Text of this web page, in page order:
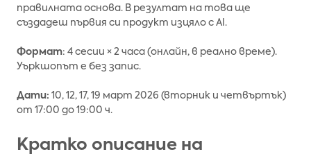
правилната основа. В резултат на това ще
създадеш първия си продукт изцяло с AI.
Формат: 4 сесии × 2 часа (онлайн, в реално време).
Уъркшопът е без запис.
Дати: 10, 12, 17, 19 март 2026 (вторник и четвъртък)
от 17:00 до 19:00 ч.
Кратко описание на